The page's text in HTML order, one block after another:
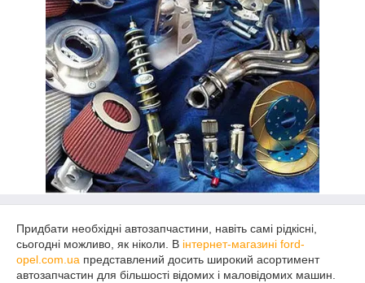
Придбати необхідні автозапчастини, навіть самі рідкісні,
сьогодні можливо, як ніколи. В інтернет-магазині ford-
opel.com.ua представлений досить широкий асортимент
автозапчастин для більшості відомих і маловідомих машин.